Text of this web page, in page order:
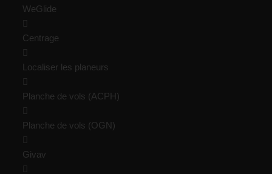
WeGlide
Centrage
Localiser les planeurs
Planche de vols (ACPH)
Planche de vols (OGN)
Givav